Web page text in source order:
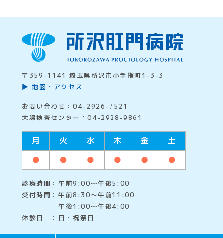
〒359-1141 埼玉県所沢市小手指町1-3-3
地図・アクセス
お問い合わせ：04-2926-7521
大腸検査センター：04-2928-9861
診療時間：午前9:00～午後5:00
受付時間：午前8:30～午前11:00
午後1:00～午後4:00
休診日 ：日・祝祭日